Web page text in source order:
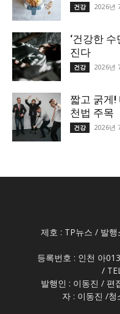
건강 2026년
‘건강한
진다
건강 2026년
짧고 굵게!
천법 주목
건강 2026년
제호 : TP뉴스 / 발
등록번호 : 인천 아
/
발행인 : 이동진 / 편
자 : 이동진 /청